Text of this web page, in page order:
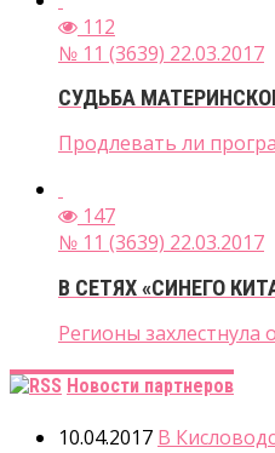
112
№ 11 (3639) 22.03.2017
СУДЬБА
Продлевать ли
147
№ 11 (3639) 22.03.2017
В СЕТЯХ «СИНЕГО
Регионы захлестнула
Новости партнеров
10.04.2017 В